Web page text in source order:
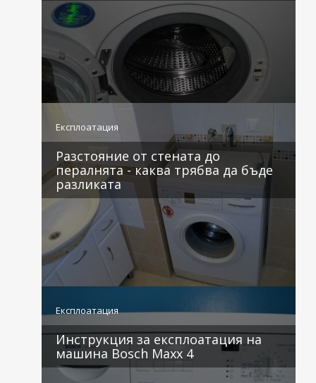
Експлоатация
Разстояние от стената до
пералнята - каква трябва да бъде
разликата
Експлоатация
Инструкция за експлоатация на
машина Bosch Maxx 4